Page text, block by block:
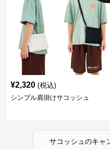
¥2,320 (税込)
シンプル肩掛けサコッシュ
サコッシュ のキャ